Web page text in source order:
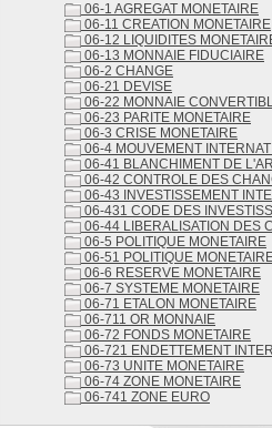
06-1 AGREGAT MONETAIRE
06-11 CREATION MONETAIRE
06-12 LIQUIDITES
06-13 MONNAIE FIDUCIAIRE
06-2 CHANGE
06-21 DEVISE
06-22 MONNAIE
06-23 PARITE MONETAIRE
06-3 CRISE MONETAIRE
06-4 MOUVEMENT
06-41 BLANCHIMENT DE
06-42 CONTROLE DES
06-43 INVESTISSEMENT
06-431 CODE DES
06-44 LIBERALISATION DES
06-5 POLITIQUE MONETAIRE
06-51 POLITIQUE
06-6 RESERVE MONETAIRE
06-7 SYSTEME MONETAIRE
06-71 ETALON MONETAIRE
06-711 OR MONNAIE
06-72 FONDS MONETAIRE
06-721 ENDETTEMENT
06-73 UNITE MONETAIRE
06-74 ZONE MONETAIRE
06-741 ZONE EURO